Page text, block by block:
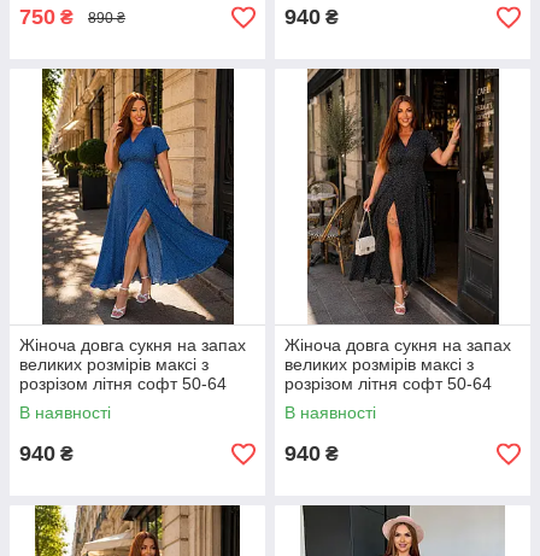
750 ₴ 890 ₴ 940 ₴
Жіноча довга сукня на запах
великих розмірів максі з
розрізом літня софт 50-64
В наявності
940 ₴
Жіноча довга сукня на запах
великих розмірів максі з
розрізом літня софт 50-64
В наявності
940 ₴